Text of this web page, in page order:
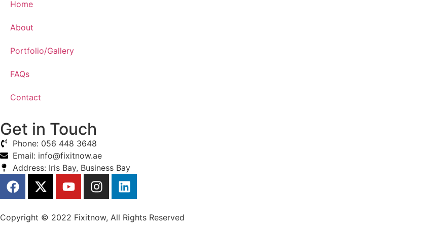
Home
About
Portfolio/Gallery
FAQs
Contact
Get in Touch
Phone: 056 448 3648
Email: info@fixitnow.ae
Address: Iris Bay, Business Bay
Copyright © 2022 Fixitnow, All Rights Reserved